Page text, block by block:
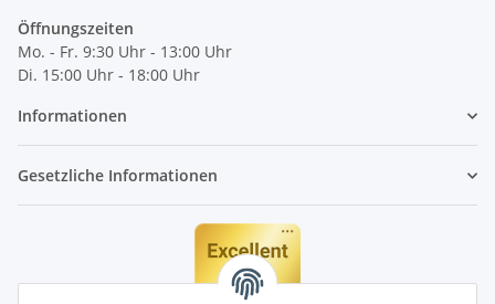
Öffnungszeiten
Mo. - Fr. 9:30 Uhr - 13:00 Uhr
Di. 15:00 Uhr - 18:00 Uhr
Informationen
Gesetzliche Informationen